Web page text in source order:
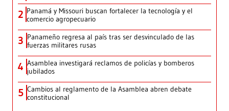
2 Panamá y Missouri buscan fortalecer la tecnología y el
comercio agropecuario
3 Panameño regresa al país tras ser desvinculado de las
fuerzas militares rusas
4 Asamblea investigará reclamos de policías y bomberos
jubilados
5 Cambios al reglamento de la Asamblea abren debate
constitucional